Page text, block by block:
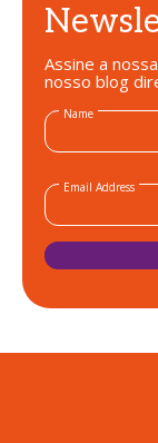
Assine a
nosso blog
Name
Email Address